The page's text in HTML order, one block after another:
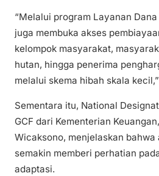
“Melalui program Layanan
juga membuka akses
kelompok masyarakat,
hutan, hingga penerima
melalui skema hibah skala
Sementara itu, National
GCF dari Kementerian
Wicaksono, menjelaskan
semakin memberi perhatian
adaptasi.